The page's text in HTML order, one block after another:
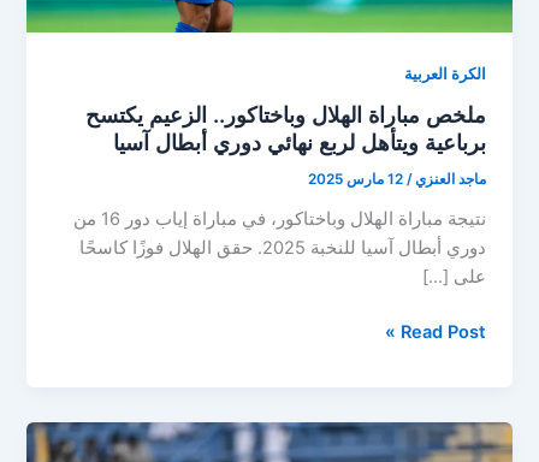
الكرة العربية
ملخص مباراة الهلال وباختاكور.. الزعيم يكتسح
برباعية ويتأهل لربع نهائي دوري أبطال آسيا
ماجد العنزي/12 مارس 2025
نتيجة مباراة الهلال وباختاكور، في مباراة إياب دور 16 من
دوري أبطال آسيا للنخبة 2025. حقق الهلال فوزًا كاسحًا
على […]
ملخص
وباختاكور..
الزعيم
Read Post »